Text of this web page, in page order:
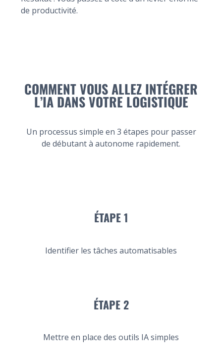
de productivité.
COMMENT VOUS ALLEZ INTÉGRER
L’IA DANS VOTRE LOGISTIQUE
Un processus simple en 3 étapes pour passer
de débutant à autonome rapidement.
ÉTAPE 1
Identifier les tâches automatisables
ÉTAPE 2
Mettre en place des outils IA simples